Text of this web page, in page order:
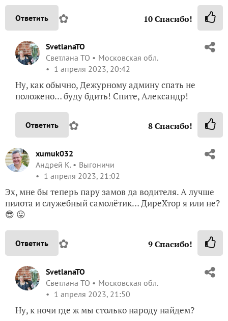
Ответить ✿ 10Спасибо!
SvetlanaTO
Светлана ТО
Московская обл.
1 апреля 2023, 20:42
Ну, как обычно, Дежурному админу спать не
положено… буду бдить! Спите, Александр!
Ответить ✿ 8Спасибо!
xumuk032
Андрей К.
Выгоничи
1 апреля 2023, 21:02
Эх, мне бы теперь пару замов да водителя. А лучше
пилота и служебный самолётик… ДиреХтор я или не?
😎 😛
Ответить ✿ 9Спасибо!
SvetlanaTO
Светлана ТО
Московская обл.
1 апреля 2023, 21:50
Ну, к ночи где ж мы столько народу найдем?